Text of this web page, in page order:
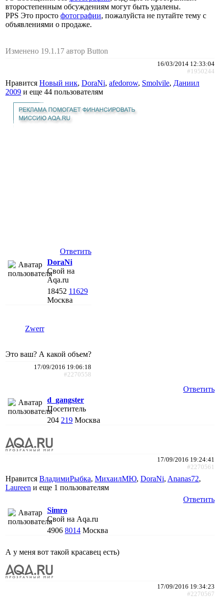
второстепенным обсуждениям могут быть удалены.
PPS Это просто фотографии, пожалуйста не путайте тему с
объявлениями о продаже.
Изменено 19.1.17 автор Button
16/03/2014 12:33:04
#1950244
Нравится Новый ник, DoraNi, afedorow, Smolvile, Даниил
2009 и еще 44 пользователям
Ответить
DoraNi
Свой на
Aqa.ru
18452 11629
Москва
Zwerr
Это ваш? А какой объем?
17/09/2016 19:06:18
#2270558
Ответить
d_gangster
Посетитель
204 219 Москва
17/09/2016 19:24:41
#2270561
Нравится ВладимиРыбка, МихаилМЮ, DoraNi, Ananas72,
Laureen и еще 1 пользователям
Ответить
Simro
Свой на Aqa.ru
4906 8014 Москва
А у меня вот такой красавец есть)
17/09/2016 19:34:23
#2270567